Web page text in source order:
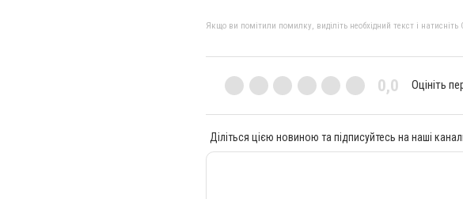
Якщо ви помітили помилку, виділіть необхідний текст і
0,0 Оцініть
Діліться цією новиною та підписуйтесь на наші